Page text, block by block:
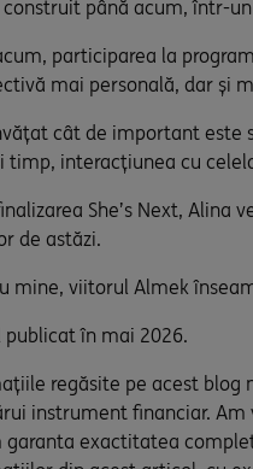
până acum, într-
participarea la
mai personală, dar și
cât de important este
timp, interacțiunea cu
She’s Next,
de astăzi.
mine, viitorul Almek
în mai 2026.
regăsite pe acest blog
instrument financiar.
garanta exactitatea